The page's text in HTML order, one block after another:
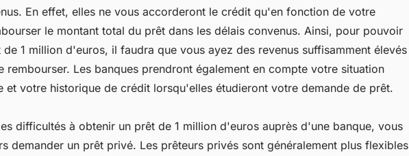
En effet, elles ne vous accorderont le crédit qu'en fonction de votre
le montant total du prêt dans les délais convenus. Ainsi, pour pouvoir
1 million d'euros, il faudra que vous ayez des revenus suffisamment élevés
rembourser. Les banques prendront également en compte votre situation
et votre historique de crédit lorsqu'elles étudieront votre demande de prêt.
difficultés à obtenir un prêt de 1 million d'euros auprès d'une banque, vous
demander un prêt privé. Les prêteurs privés sont généralement plus flexibles